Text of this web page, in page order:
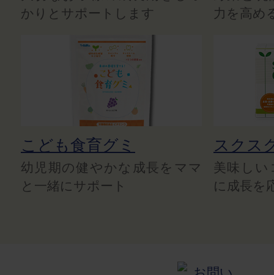
かりとサポートします
力を高め
こども食育グミ
幼児期の健やかな成長をママ
と一緒にサポート
スクス
美味しい
に成長を